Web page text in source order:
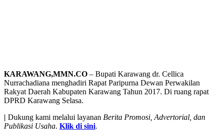
KARAWANG,MMN.CO – Bupati Karawang dr. Cellica
Nurrachadiana menghadiri Rapat Paripurna Dewan Perwakilan
Rakyat Daerah Kabupaten Karawang Tahun 2017. Di ruang rapat
DPRD Karawang Selasa.
| Dukung kami melalui layanan Berita Promosi, Advertorial, dan
Publikasi Usaha. Klik di sini.